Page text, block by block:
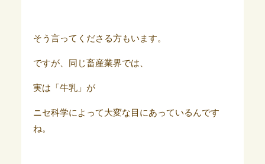
そう言ってくださる方もいます。
ですが、同じ畜産業界では、
実は「牛乳」が
ニセ科学によって大変な目にあっているんです
ね。